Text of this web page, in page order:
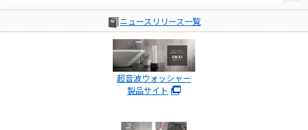
ニュースリリース一覧
超音波ウォッシャー
製品サイト